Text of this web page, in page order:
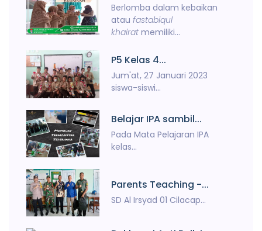
Berlomba dalam kebaikan
atau fastabiqul
khairat memiliki...
P5 Kelas 4...
Jum'at, 27 Januari 2023
siswa-siswi...
Belajar IPA sambil...
Pada Mata Pelajaran IPA
kelas...
Parents Teaching -...
SD Al Irsyad 01 Cilacap...